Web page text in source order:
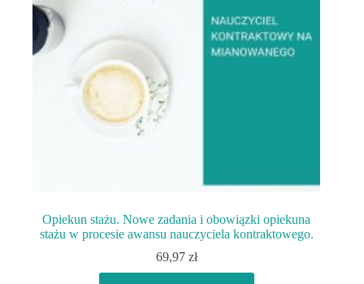
Opiekun stażu. Nowe zadania i obowiązki opiekuna
stażu w procesie awansu nauczyciela kontraktowego.
69,97 zł